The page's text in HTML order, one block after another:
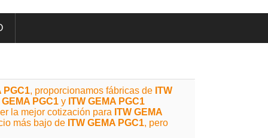
PGC1, proporcionamos fábricas de ITW
GEMA PGC1 y ITW GEMA PGC1
la mejor cotización para ITW GEMA
más bajo de ITW GEMA PGC1, pero